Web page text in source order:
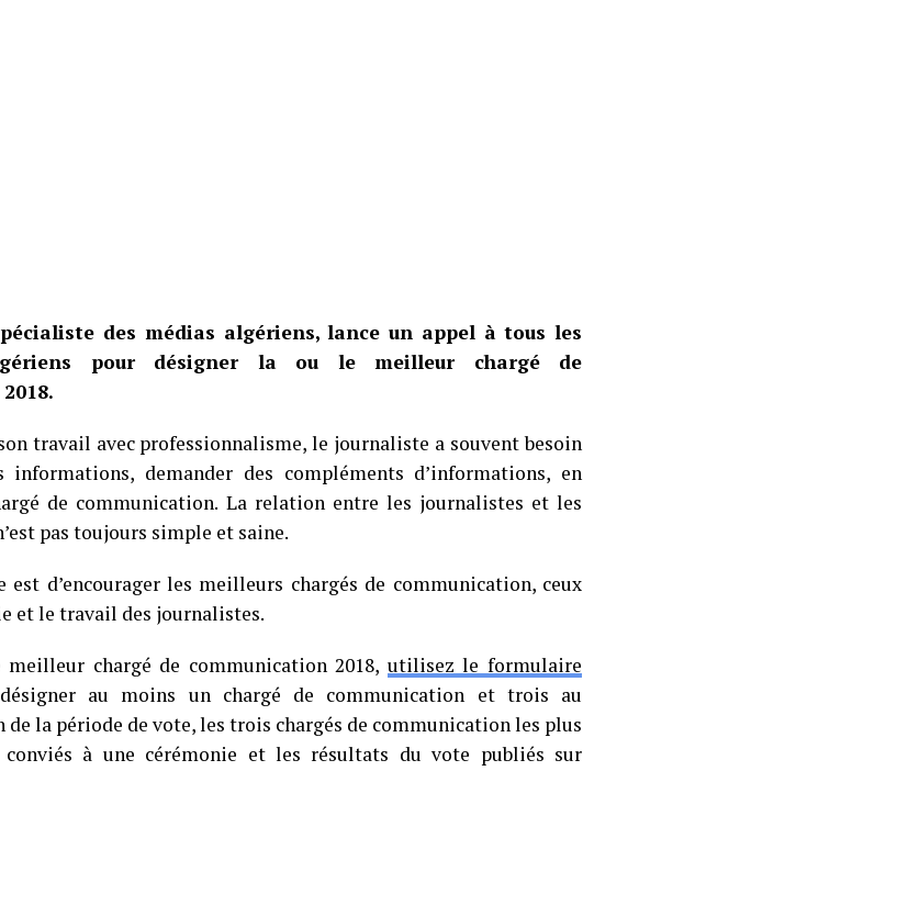
des médias algériens, lance un appel à tous les
pour désigner la ou le meilleur chargé de
travail avec professionnalisme, le journaliste a souvent besoin
informations, demander des compléments d’informations, en
de communication. La relation entre les journalistes et les
pas toujours simple et saine.
est d’encourager les meilleurs chargés de communication, ceux
et le travail des journalistes.
chargé de communication 2018, utilisez le formulaire
au moins un chargé de communication et trois au
de la période de vote, les trois chargés de communication les plus
conviés à une cérémonie et les résultats du vote publiés sur